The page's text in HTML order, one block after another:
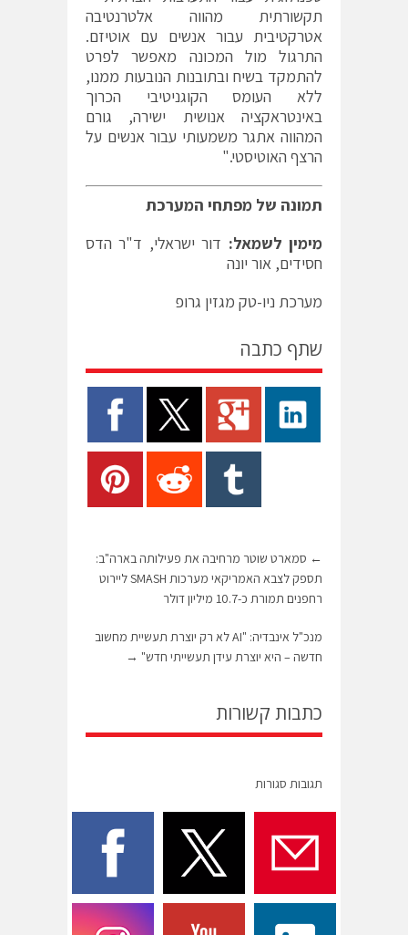
תקשורתית מהווה אלטרנטיבה
אטרקטיבית עבור אנשים עם אוטיזם.
התרגול מול המכונה מאפשר לפרט
להתמקד בשיח ובתובנות הנובעות ממנו,
ללא העומס הקוגניטיבי הכרוך
באינטראקציה אנושית ישירה, גורם
המהווה אתגר משמעותי עבור אנשים על
הרצף האוטיסטי."
תמונה של מפתחי המערכת
מימין לשמאל: דור ישראלי, ד"ר הדס
חסידים, אור יונה
מערכת ניו-טק מגזין גרופ
שתף כתבה
← סמארט שוטר מרחיבה את פעילותה בארה"ב:
תספק לצבא האמריקאי מערכות SMASH ליירוט
רחפנים תמורת כ-10.7 מיליון דולר
מנכ"ל אינבדיה: "AI לא רק יוצרת תעשיית מחשוב
חדשה – היא יוצרת עידן תעשייתי חדש" →
כתבות קשורות
תגובות סגורות